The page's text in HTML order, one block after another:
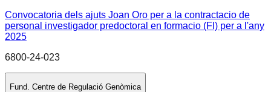
Convocatoria dels ajuts Joan Oro per a la contractacio de
personal investigador predoctoral en formacio (FI) per a l'any
2025
6800-24-023
Fund. Centre de Regulació Genòmica